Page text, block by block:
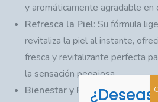
y aromáticamente agradable en
Refresca la Piel: Su fórmula
revitaliza la piel al instante,
fresca y revitalizante perfecta
la sensación pegajosa.
Bienestar y Relajación: La
¿Deseas